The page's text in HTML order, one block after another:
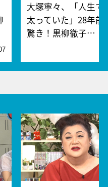
大塚寧々、「人生で
太っていた」28年前
驚き！黒柳徹子…